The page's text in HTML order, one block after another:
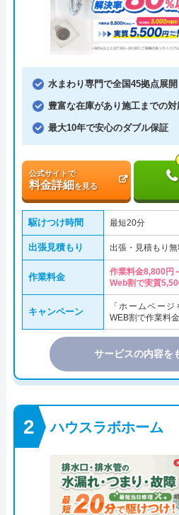
水まわり専門で全国45拠点展開
豊富な在庫があり施工までの
最大10年で安心のダブル保証
公式サイトで
料金詳細を見る
駆けつけ時間 最短20分
出張見積もり 出張・見積もり無
作業料金
作業料金8,800円
Web割で実質
キャンペーン
「ホームペー
WEB割で作業料
サービスの内容を
ハウスラボホーム